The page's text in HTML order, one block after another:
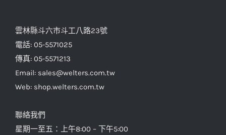
雲林縣斗六市斗工八路23號
電話: 05-5571025
傳真: 05-5571213
Email: sales@welters.com.tw
Web: shop.welters.com.tw
聯絡我們
星期一至五：上午8:00 – 下午5:00